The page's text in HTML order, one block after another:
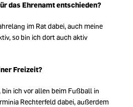
das Ehrenamt entschieden?
im Rat dabei, auch meine
so bin ich dort auch aktiv
Freizeit?
ich vor allen beim Fußball in
Rechterfeld dabei, außerdem